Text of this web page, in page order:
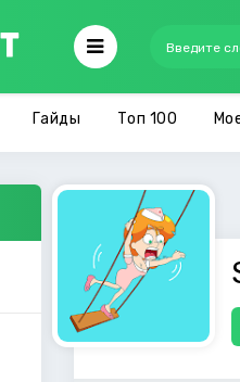
Гайды Топ 100